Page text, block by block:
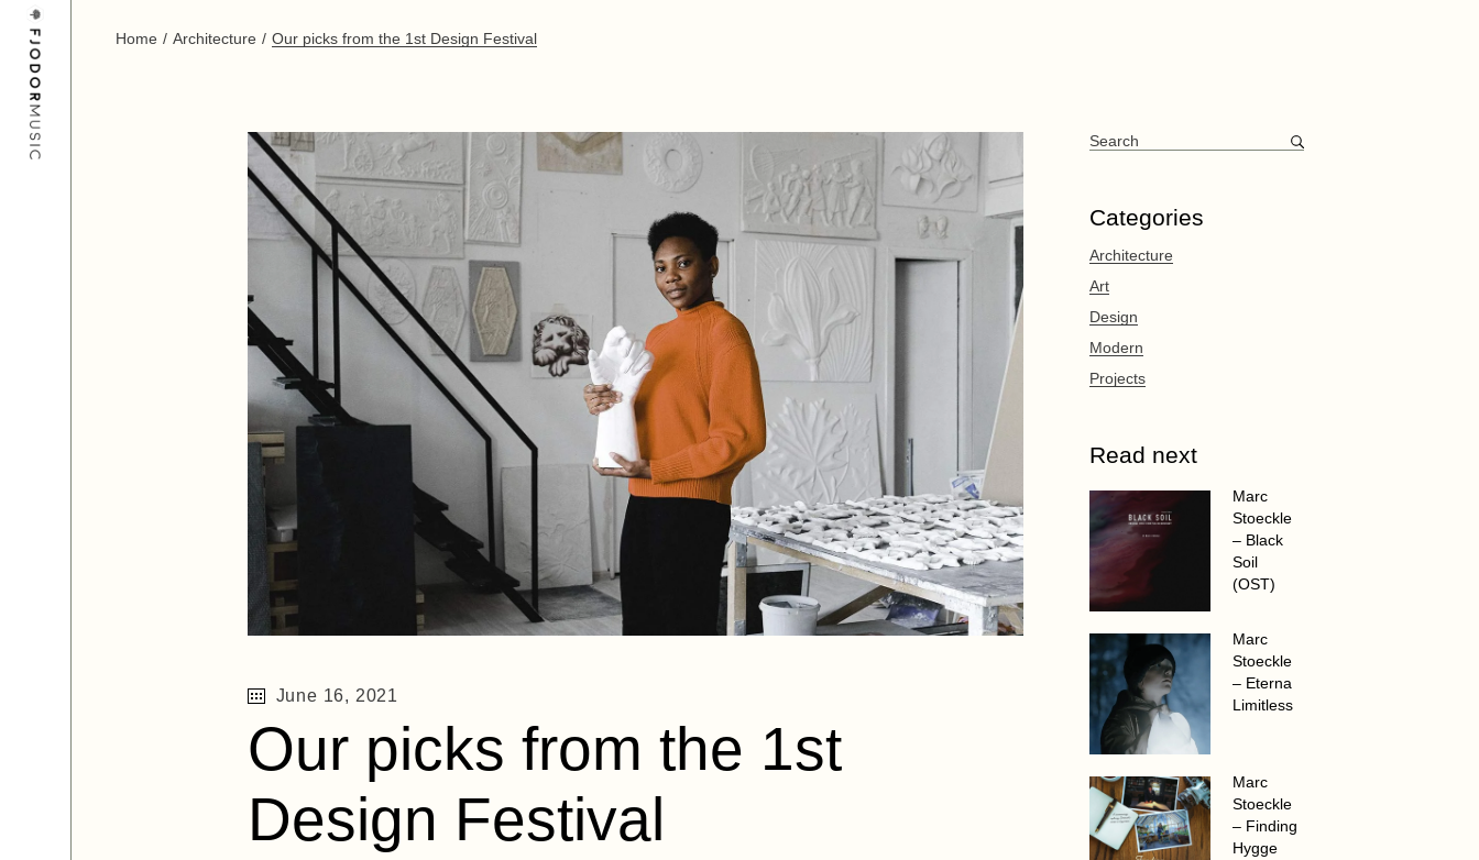
Home Architecture Our picks from the 1st Design Festival
June 16, 2021
Our picks from the 1st
Design Festival
Categories
Architecture
Art
Design
Modern
Projects
Read next
Marc
Stoeckle
– Black
Soil
(OST)
Marc
Stoeckle
– Eterna
Limitless
Marc
Stoeckle
– Finding
Hygge